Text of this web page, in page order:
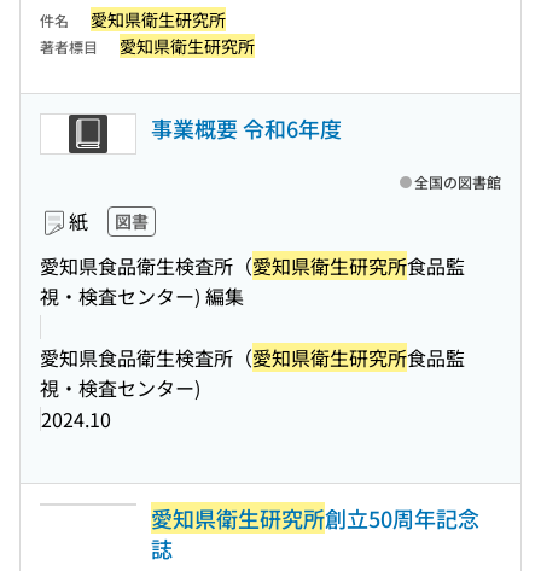
件名 愛知県衛生研究所
著者標目 愛知県衛生研究所
事業概要 令和6年度
紙 図書
愛知県食品衛生検査所（愛知県衛生研究所食品監
視・検査センター) 編集
愛知県食品衛生検査所（愛知県衛生研究所食品監
視・検査センター)
2024.10
全国の図書館
愛知県衛生研究所創立50周年記念
誌